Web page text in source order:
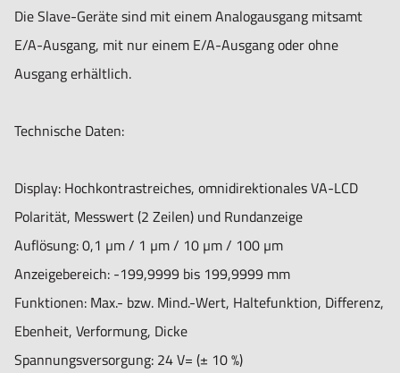
Die Slave-Geräte sind mit einem Analogausgang mitsamt
E/A-Ausgang, mit nur einem E/A-Ausgang oder ohne
Ausgang erhältlich.
Technische Daten:
Display: Hochkontrastreiches, omnidirektionales VA-LCD
Polarität, Messwert (2 Zeilen) und Rundanzeige
Auflösung:0,1 µm / 1 µm / 10 µm / 100 µm
Anzeigebereich: -199,9999 bis 199,9999 mm
Funktionen: Max.- bzw. Mind.-Wert, Haltefunktion, Differenz,
Ebenheit, Verformung, Dicke
Spannungsversorgung: 24 V= (± 10 %)